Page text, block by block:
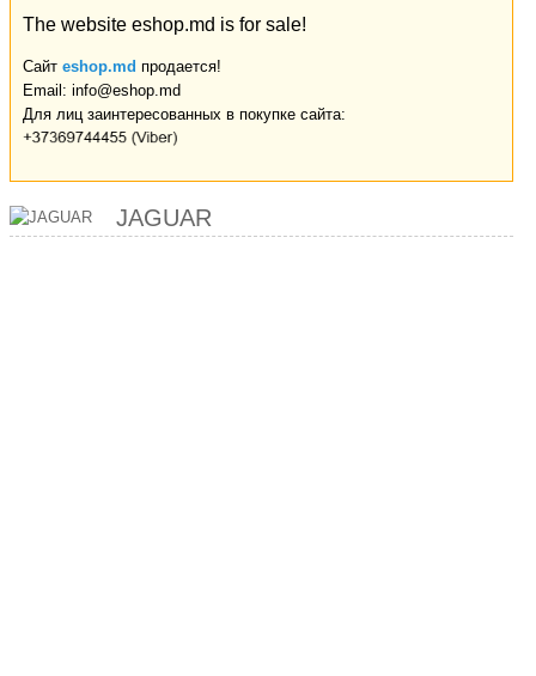
The website eshop.md is for sale!
Сайт eshop.md продается!
Email: info@eshop.md
Для лиц заинтересованных в покупке сайта:
JAGUAR